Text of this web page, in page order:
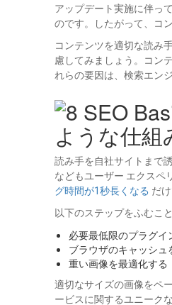
アップデート実施に伴っ
のです。したがって、コ
コンテンツを適切な読み
慮してみましょう。コン
れらの要因は、検索エン
ような仕組
読み手を自社サイトまで
などもユーザー エクスペ
グ時間が1秒長くなる だ
以下のステップをふむこ
必要最低限のプラグイ
ブラウザのキャッシュ
重い画像を最適化する
適切なサイズの画像をペ
ービスに関するユニーク